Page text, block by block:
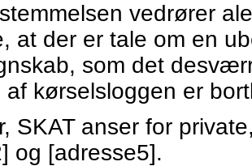
vedrører
at der er tale om en
som det
af kørselsloggen er
SKAT anser for
og [adresse5].